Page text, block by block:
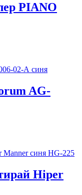
PIANO
AG-
Hiper